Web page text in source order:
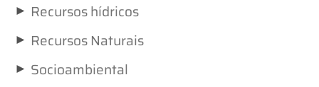
► Recursos hídricos
► Recursos Naturais
► Socioambiental